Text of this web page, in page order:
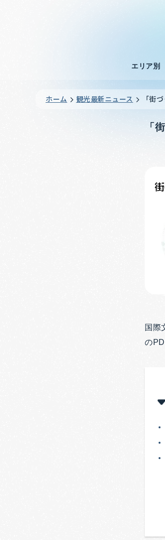
エリア別
ホーム 観光最新ニュース 「街
「
国際
の